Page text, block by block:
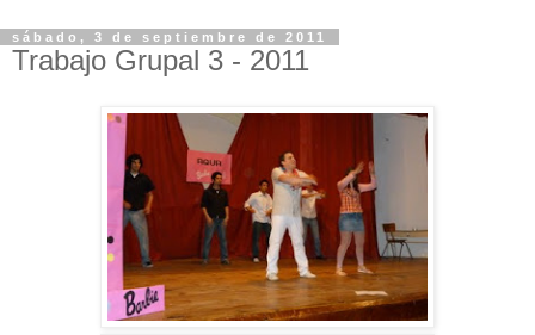
sábado, 3 de septiembre de 2011
Trabajo Grupal 3 - 2011